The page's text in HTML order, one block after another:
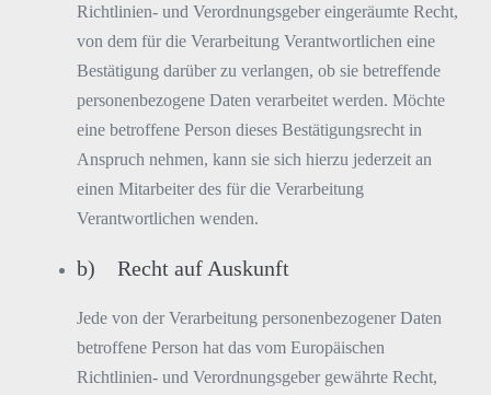
Richtlinien- und Verordnungsgeber eingeräumte Recht,
von dem für die Verarbeitung Verantwortlichen eine
Bestätigung darüber zu verlangen, ob sie betreffende
personenbezogene Daten verarbeitet werden. Möchte
eine betroffene Person dieses Bestätigungsrecht in
Anspruch nehmen, kann sie sich hierzu jederzeit an
einen Mitarbeiter des für die Verarbeitung
Verantwortlichen wenden.
b) Recht auf Auskunft
Jede von der Verarbeitung personenbezogener Daten
betroffene Person hat das vom Europäischen
Richtlinien- und Verordnungsgeber gewährte Recht,